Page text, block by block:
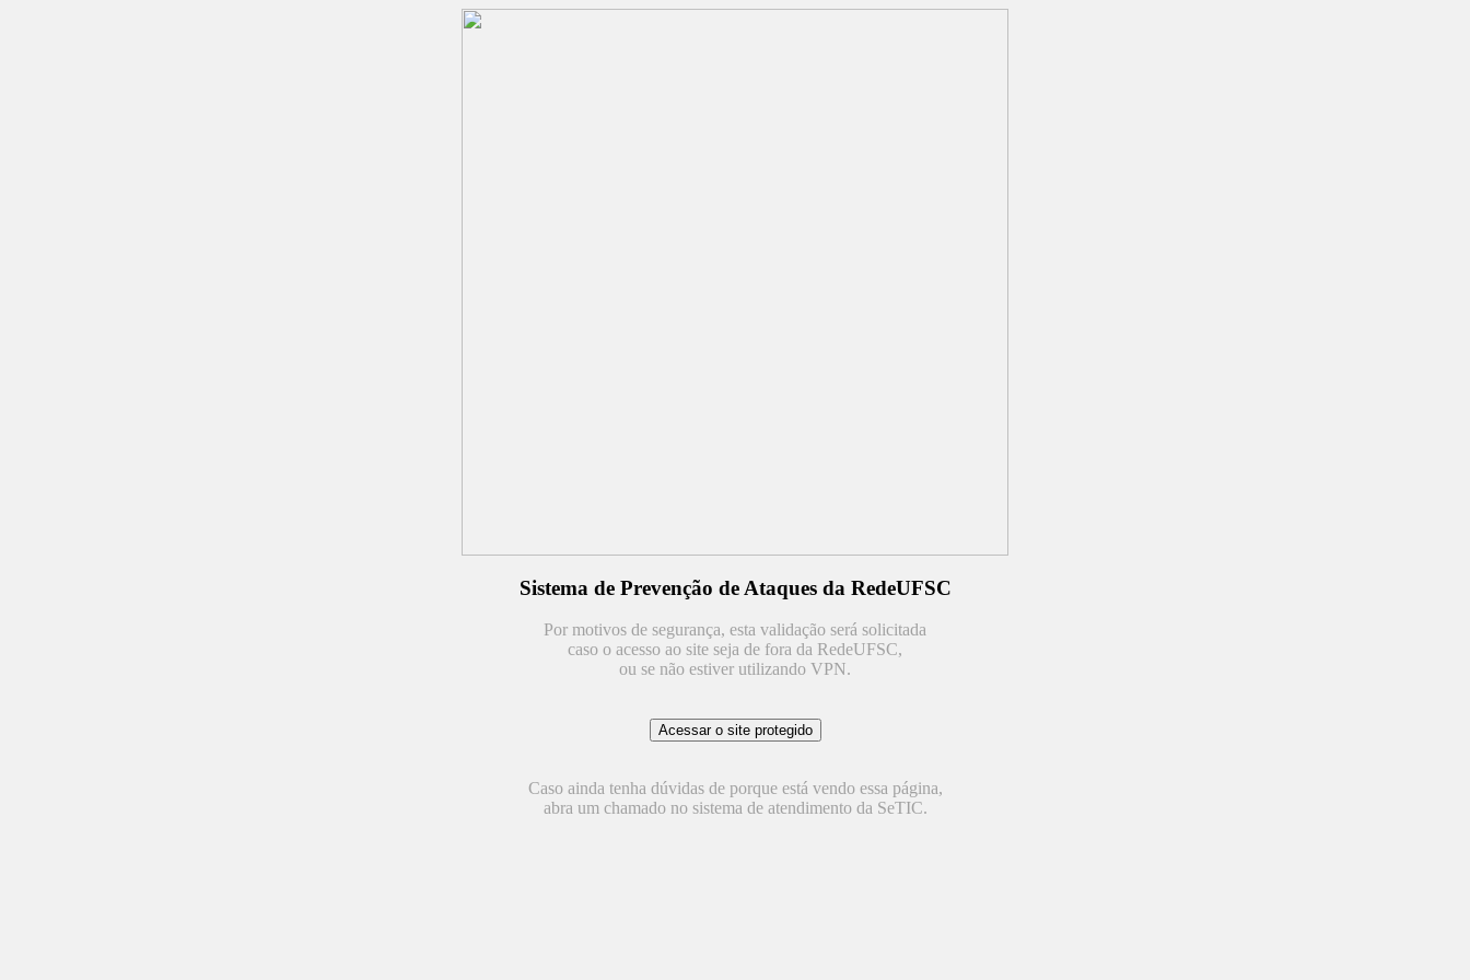
Sistema de Prevenção de Ataques da RedeUFSC
Por motivos de segurança, esta validação será solicitada
caso o acesso ao site seja de fora da RedeUFSC,
ou se não estiver utilizando VPN.
Caso ainda tenha dúvidas de porque está vendo essa página,
abra um chamado no sistema de atendimento da SeTIC.